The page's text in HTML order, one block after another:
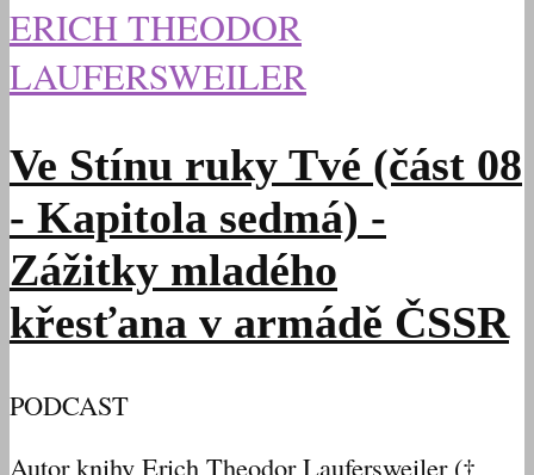
ERICH THEODOR
LAUFERSWEILER
Ve Stínu ruky Tvé (část 08
- Kapitola sedmá) -
Zážitky mladého
křesťana v armádě ČSSR
PODCAST
Autor knihy Erich Theodor Laufersweiler (†